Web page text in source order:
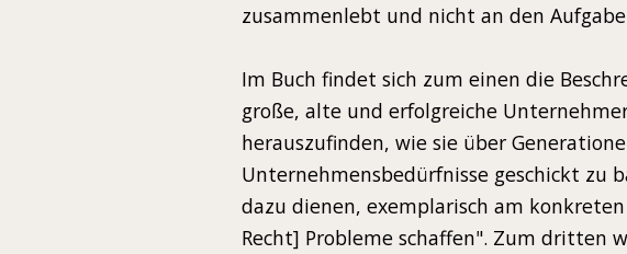
zusammenlebt und nicht an den
Im Buch findet sich zum einen die
große, alte und erfolgreiche
herauszufinden, wie sie über
Unternehmensbedürfnisse geschickt zu
dazu dienen, exemplarisch am
Recht] Probleme schaffen". Zum dritten